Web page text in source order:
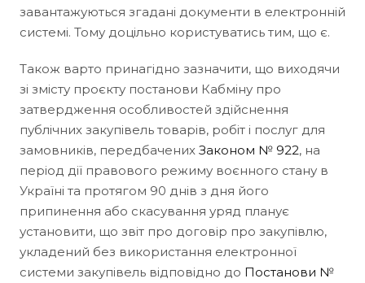
завантажуються згадані документи в електронній
системі. Тому доцільно користуватись тим, що є.
Також варто принагідно зазначити, що виходячи
зі змісту проєкту постанови Кабміну про
затвердження особливостей здійснення
публічних закупівель товарів, робіт і послуг для
замовників, передбачених Законом № 922, на
період дії правового режиму воєнного стану в
Україні та протягом 90 днів з дня його
припинення або скасування уряд планує
установити, що звіт про договір про закупівлю,
укладений без використання електронної
системи закупівель відповідно до Постанови №